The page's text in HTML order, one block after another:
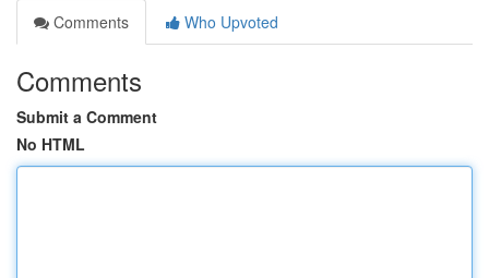
Comments
Who Upvoted
Comments
Submit a Comment
No HTML